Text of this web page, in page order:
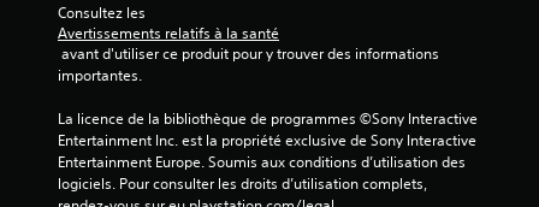
Consultez les
Avertissements relatifs à la santé
importantes.
La licence de la bibliothèque de programmes ©Sony Interactive
Entertainment Inc. est la propriété exclusive de Sony Interactive
Entertainment Europe. Soumis aux conditions d’utilisation des
logiciels. Pour consulter les droits d’utilisation complets,